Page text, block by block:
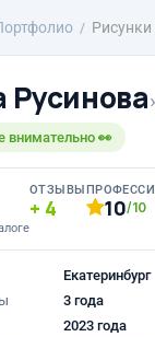
Русинова›
внимательно 👀
ОТЗЫВЫ
4 10/10
Екатеринбург
3 года
2023 года